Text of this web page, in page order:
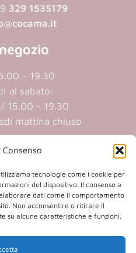
Consenso
tecnologie come i cookie per
del dispositivo. Il consenso a
dati come il comportamento
Non acconsentire o ritirare il
su alcune caratteristiche e funzioni.
329 1535179
- 19.30
al sabato:
15.00 - 19.30
mattina chiuso
Privacy policy
| Reg.Imp. MN
€ 20.800,00 i.v.